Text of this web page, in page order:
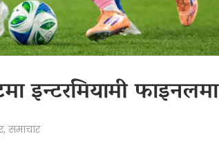
इन्टरमियामी फाइनलमा
, समाचार